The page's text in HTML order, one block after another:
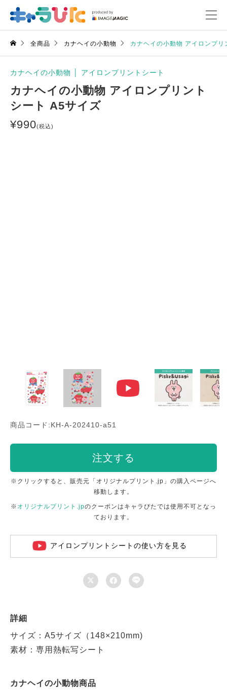
全商品 カナヘイの小動物 カナヘイの小動物 アイロンプ
カナヘイの小動物 アイロンプリントシート
カナヘイの小動物 アイロンプリント
シート A5サイズ
¥990(税込)
商品コード:KH-A-202410-a51
注文する
※クリックすると、販売元「オリジナルプリント.jp」の購入ページへ
移動します。
※ オリジナルプリント.jpのクーポンはキャラぴたでは使用不可となっ
ております。
アイロンプリントシートの使い方を見る
  
詳細
サイズ：A5サイズ（148×210mm)
素材：専用熱転写シート
カナヘイの小動物商品